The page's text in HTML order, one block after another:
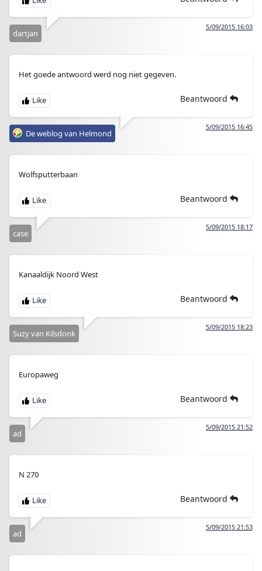
5/09/2015 16:03
dartjan
Het goede antwoord werd nog niet gegeven.
Beantwoord
5/09/2015 16:45
De weblog van Helmond
Wolfsputterbaan
Beantwoord
5/09/2015 18:17
case
Kanaaldijk Noord West
Beantwoord
5/09/2015 18:23
Suzy van Kilsdonk
Europaweg
Beantwoord
5/09/2015 21:52
ad
N 270
Beantwoord
5/09/2015 21:53
ad